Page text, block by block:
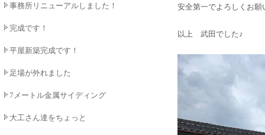
安全第一でよろしくお願
以上 武田でした♪
事務所リニューアルしました！
完成です！
平屋新築完成です！
足場が外れました
7メートル金属サイディング
大工さん達をちょっと